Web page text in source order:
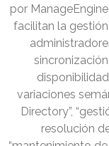
por
facilitan la
variaciones
Directory”,
resolución